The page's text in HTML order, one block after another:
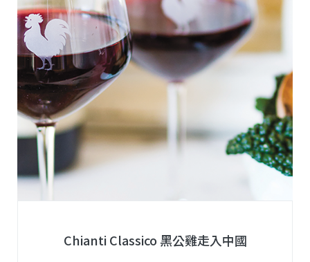
Chianti Classico 黑公雞走入中國